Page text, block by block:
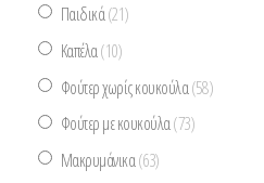
Παιδικά(21)
Καπέλα(10)
Φούτερ χωρίς κουκούλα(58)
Φούτερ με κουκούλα(73)
Μακρυμάνικα(63)